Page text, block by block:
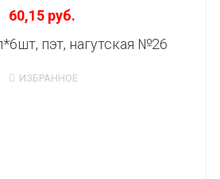
60,15 руб.
пэт, нагутская №26
ИЗБРАННОЕ